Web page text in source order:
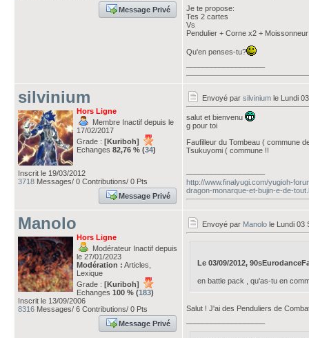
Message Privé
Je te propose:
Tes 2 cartes
Vs
Pendulier + Corne x2 +
Qu'en penses-tu?
silvinium
Hors Ligne
Membre Inactif depuis le
17/02/2017
Grade : [Kuriboh]
Echanges 82,76 % (34)
Inscrit le 19/03/2012
3718 Messages/ 0 Contributions/ 0 Pts
Message Privé
Envoyé par silvinium le Lundi
salut et bienvenu
g pour toi
Faufilleur du Tombeau ( commune
Tsukuyomi ( commune !!
http://www.finalyugi.com/yugioh-
dragon-monarque-et-bujin-e-de-
Manolo
Hors Ligne
Modérateur Inactif depuis
le 27/01/2023
Modération : Articles,
Lexique
Grade : [Kuriboh]
Echanges 100 % (183)
Inscrit le 13/09/2006
8316 Messages/ 6 Contributions/ 0 Pts
Message Privé
Envoyé par Manolo le Lundi 03
Le 03/09/2012,
en battle pack , qu'as-tu en
Salut ! J'ai des Penduliers de